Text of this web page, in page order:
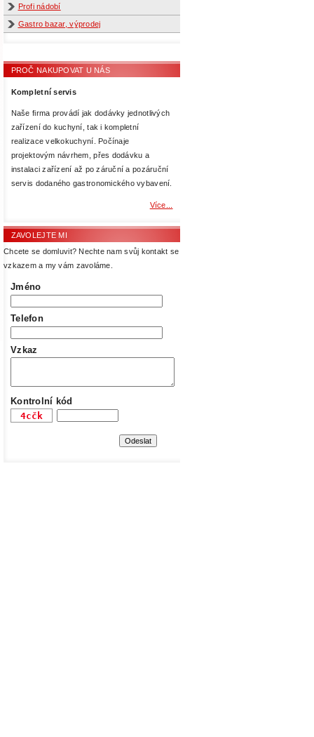
Profi nádobí
Gastro bazar, výprodej
PROČ NAKUPOVAT U NÁS
Kompletní servis
Naše firma provádí jak dodávky jednotlivých
zařízení do kuchyní, tak i kompletní
realizace velkokuchyní. Počínaje
projektovým návrhem, přes dodávku a
instalaci zařízení až po záruční a pozáruční
servis dodaného gastronomického vybavení.
Více...
ZAVOLEJTE MI
Chcete se domluvit? Nechte nam svůj kontakt se
vzkazem a my vám zavoláme.
Jméno
Telefon
Vzkaz
Kontrolní kód